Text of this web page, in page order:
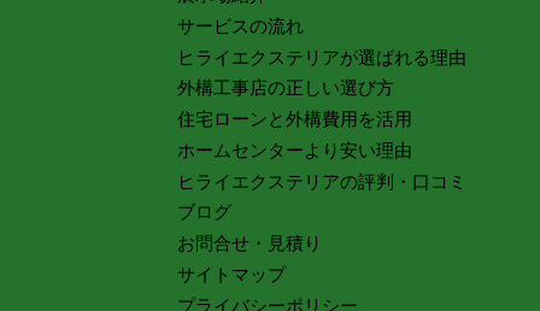
サービスの流れ
ヒライエクステリアが選ばれる理由
外構工事店の正しい選び方
住宅ローンと外構費用を活用
ホームセンターより安い理由
ヒライエクステリアの評判・口コミ
ブログ
お問合せ・見積り
サイトマップ
プライバシーポリシー